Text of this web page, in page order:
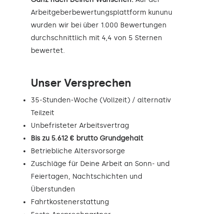
Arbeitgeberbewertungsplattform kununu
wurden wir bei über 1.000 Bewertungen
durchschnittlich mit 4,4 von 5 Sternen
bewertet.
Unser Versprechen
35-Stunden-Woche (Vollzeit) / alternativ
Teilzeit
Unbefristeter Arbeitsvertrag
Bis zu 5.612 € brutto Grundgehalt
Betriebliche Altersvorsorge
Zuschläge für Deine Arbeit an Sonn- und
Feiertagen, Nachtschichten und
Überstunden
Fahrtkostenerstattung